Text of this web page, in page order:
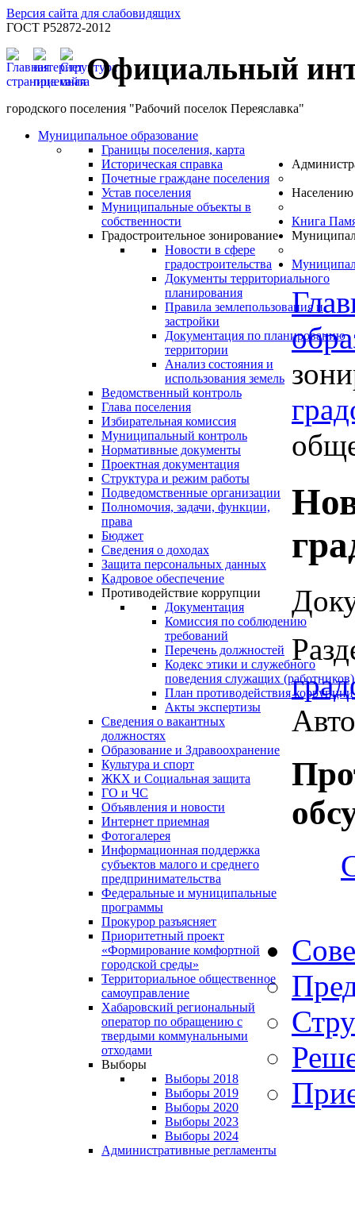
Версия сайта для слабовидящих
ГОСТ Р52872-2012
Официальный
городского поселения "Рабочий поселок Переяславка"
Муниципальное образование
Границы поселения, карта
Историческая справка
Почетные граждане поселения
Устав поселения
Муниципальные объекты в
собственности
Градостроительное зонирование
Новости в сфере
градостроительства
Документы территориального
планирования
Правила землепользования и
застройки
Документация по планированию
территории
Анализ состояния и
использования земель
Ведомственный контроль
Глава поселения
Избирательная комиссия
Муниципальный контроль
Нормативные документы
Проектная документация
Структура и режим работы
Подведомственные организации
Полномочия, задачи, функции,
права
Бюджет
Сведения о доходах
Защита персональных данных
Кадровое обеспечение
Противодействие коррупции
Документация
Комиссия по соблюдению
требований
Перечень должностей
Кодекс этики и служебного
поведения служащих (работников)
План противодействия коррупции
Акты экспертизы
Сведения о вакантных
должностях
Населению
Образование и Здравоохранение
Культура и спорт
ЖКХ и Социальная защита
ГО и ЧС
Объявления и новости
Интернет приемная
Фотогалерея
Информационная поддержка
субъектов малого и среднего
предпринимательства
Федеральные и муниципальные
программы
Прокурор разъясняет
Приоритетный проект
«Формирование комфортной
городской среды»
Территориальное общественное
самоуправление
Хабаровский региональный
оператор по обращению с
твердыми коммунальными
отходами
Выборы
Выборы 2018
Выборы 2019
Выборы 2020
Выборы 2023
Выборы 2024
Книга
Административные регламенты